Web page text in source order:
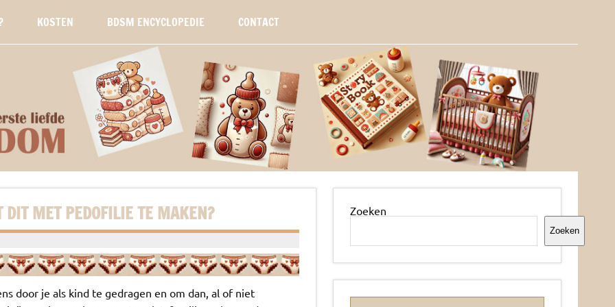
KOSTEN BDSM ENCYCLOPEDIE CONTACT
MET PEDOFILIE TE MAKEN?
door je als kind te gedragen en om dan, al of niet
Zoeken
Zoeken